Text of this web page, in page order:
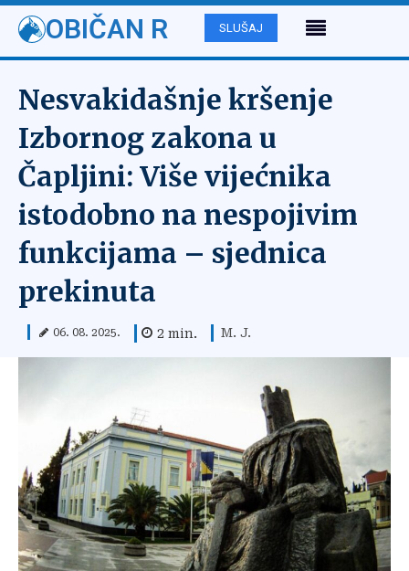
OBIČAN R SLUŠAJ
Nesvakidašnje kršenje
Izbornog zakona u
Čapljini: Više vijećnika
istodobno na nespojivim
funkcijama – sjednica
prekinuta
06. 08. 2025. 2 min. M. J.